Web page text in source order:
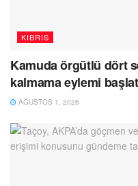
KIBRIS
Kamuda örgütlü dört
kalmama eylemi
AĞUSTOS 1, 2026